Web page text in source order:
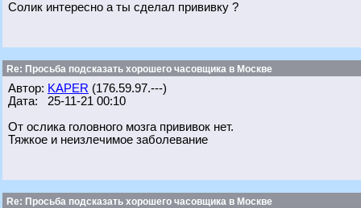
Солик интересно а ты сделал прививку ?
Re: Просьба подсказать хорошего часовщика в Москве
Автор: KAPER (176.59.97.---)
Дата: 25-11-21 00:10
От ослика головного мозга прививок нет.
Тяжкое и неизлечимое заболевание
Re: Просьба подсказать хорошего часовщика в Москве